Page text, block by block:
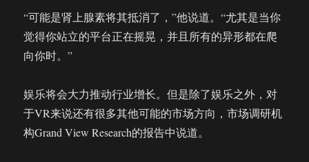
“可能是肾上腺素将其抵消了，”他说道。“尤其是当你
觉得你站立的平台正在摇晃，并且所有的异形都在爬
向你时。”
娱乐将会大力推动行业增长。但是除了娱乐之外，对
于VR来说还有很多其他可能的市场方向，市场调研机
构Grand View Research的报告中说道。